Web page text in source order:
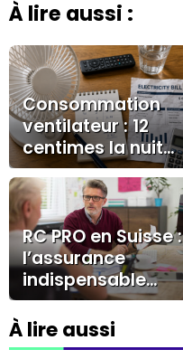
À lire aussi :
Consommation
ventilateur : 12
centimes la nuit
et les réglages
qui changent la
facture
RC PRO en Suisse :
l’assurance
indispensable
pour les
indépendants
À lire aussi